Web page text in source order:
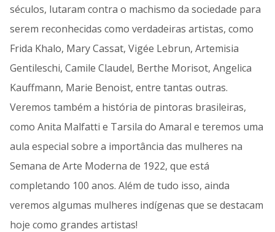
séculos, lutaram contra o machismo da sociedade para
serem reconhecidas como verdadeiras artistas, como
Frida Khalo, Mary Cassat, Vigée Lebrun, Artemisia
Gentileschi, Camile Claudel, Berthe Morisot, Angelica
Kauffmann, Marie Benoist, entre tantas outras.
Veremos também a história de pintoras brasileiras,
como Anita Malfatti e Tarsila do Amaral e teremos uma
aula especial sobre a importância das mulheres na
Semana de Arte Moderna de 1922, que está
completando 100 anos. Além de tudo isso, ainda
veremos algumas mulheres indígenas que se destacam
hoje como grandes artistas!